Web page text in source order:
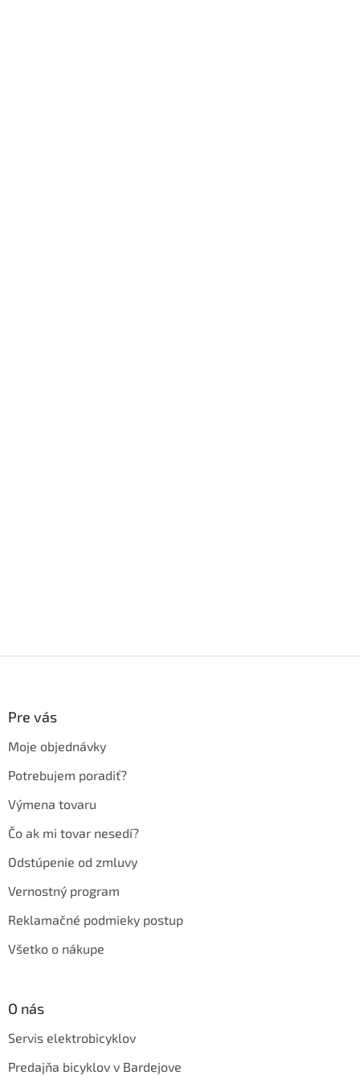
Pre vás
Moje objednávky
Potrebujem poradiť?
Výmena tovaru
Čo ak mi tovar nesedí?
Odstúpenie od zmluvy
Vernostný program
Reklamačné podmieky postup
Všetko o nákupe
O nás
Servis elektrobicyklov
Predajňa bicyklov v Bardejove